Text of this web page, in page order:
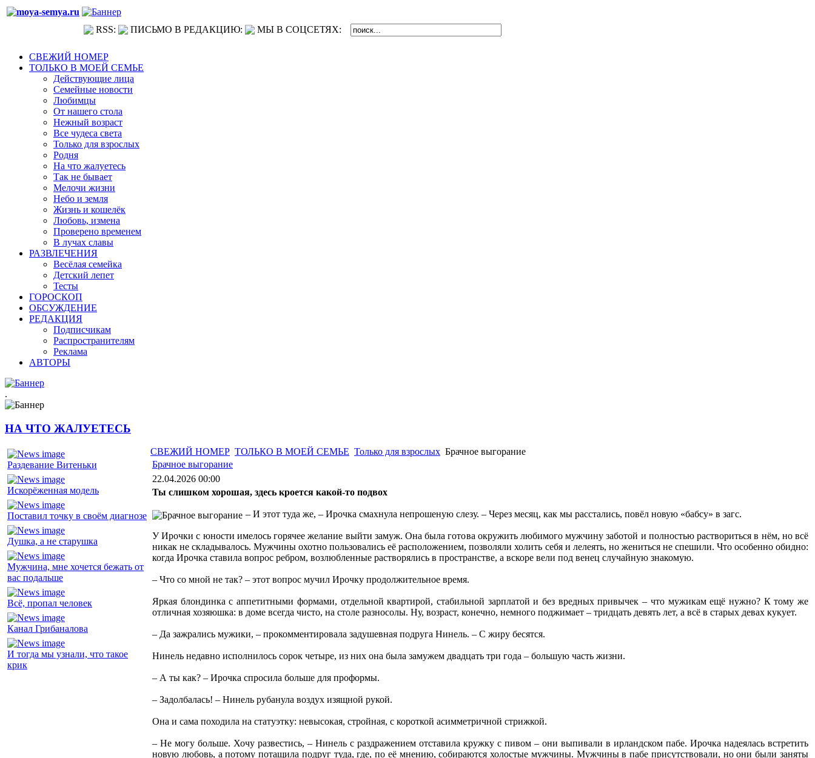
RSS: ПИСЬМО В РЕДАКЦИЮ: МЫ В СОЦСЕТЯХ:
СВЕЖИЙ НОМЕР
ТОЛЬКО В МОЕЙ СЕМЬЕ
Действующие лица
Семейные новости
Любимцы
От нашего стола
Нежный возраст
Все чудеса света
Только для взрослых
Родня
На что жалуетесь
Так не бывает
Мелочи жизни
Небо и земля
Жизнь и кошелёк
Любовь, измена
Проверено временем
В лучах славы
РАЗВЛЕЧЕНИЯ
Весёлая семейка
Детский лепет
Тесты
ГОРОСКОП
ОБСУЖДЕНИЕ
РЕДАКЦИЯ
Подписчикам
Распространителям
Реклама
АВТОРЫ
.
НА ЧТО ЖАЛУЕТЕСЬ
Раздевание Витеньки
Искорёженная модель
Поставил точку в своём диагнозе
Душка, а не старушка
Мужчина, мне хочется бежать от
вас подальше
Всё, пропал человек
Канал Грибаналова
И тогда мы узнали, что такое
крик
СВЕЖИЙ НОМЕР ТОЛЬКО В МОЕЙ СЕМЬЕ Только для взрослых Брачное выгорание
Брачное выгорание
22.04.2026 00:00
Ты слишком хорошая, здесь кроется какой-то подвох
– И этот туда же, – Ирочка смахнула непрошеную слезу. – Через месяц, как мы расстались, повёл новую «бабсу» в загс.
У Ирочки с юности имелось горячее желание выйти замуж. Она была готова окружить любимого мужчину заботой и полностью раствориться в нём, но всё
никак не складывалось. Мужчины охотно пользовались её расположением, позволяли холить себя и лелеять, но жениться не спешили. Что особенно обидно:
когда Ирочка ставила вопрос ребром, возлюбленные растворялись в пространстве, а вскоре вели под венец случайную знакомую.
– Что со мной не так? – этот вопрос мучил Ирочку продолжительное время.
Яркая блондинка с аппетитными формами, отдельной квартирой, стабильной зарплатой и без вредных привычек – что мужикам ещё нужно? К тому же
отличная хозяюшка: в доме всегда чисто, на столе разносолы. Ну, возраст, конечно, немного поджимает – тридцать девять лет, а всё в старых девах кукует.
– Да зажрались мужики, – прокомментировала задушевная подруга Нинель. – С жиру бесятся.
Нинель недавно исполнилось сорок четыре, из них она была замужем двадцать три года – большую часть жизни.
– А ты как? – Ирочка спросила больше для проформы.
– Задолбалась! – Нинель рубанула воздух изящной рукой.
Она и сама походила на статуэтку: невысокая, стройная, с короткой асимметричной стрижкой.
– Не могу больше. Хочу развестись, – Нинель с раздражением отставила кружку с пивом – они выпивали в ирландском пабе. Ирочка надеялась встретить
новую любовь, а потому потащила подруг туда, где, по её мнению, собираются холостые мужчины. Мужчины в пабе присутствовали, но они были заняты